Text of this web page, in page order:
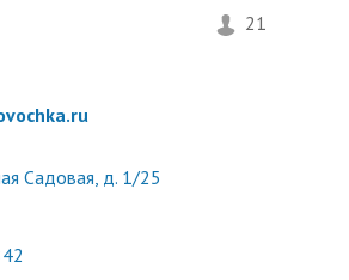
21
Садовая, д. 1/25